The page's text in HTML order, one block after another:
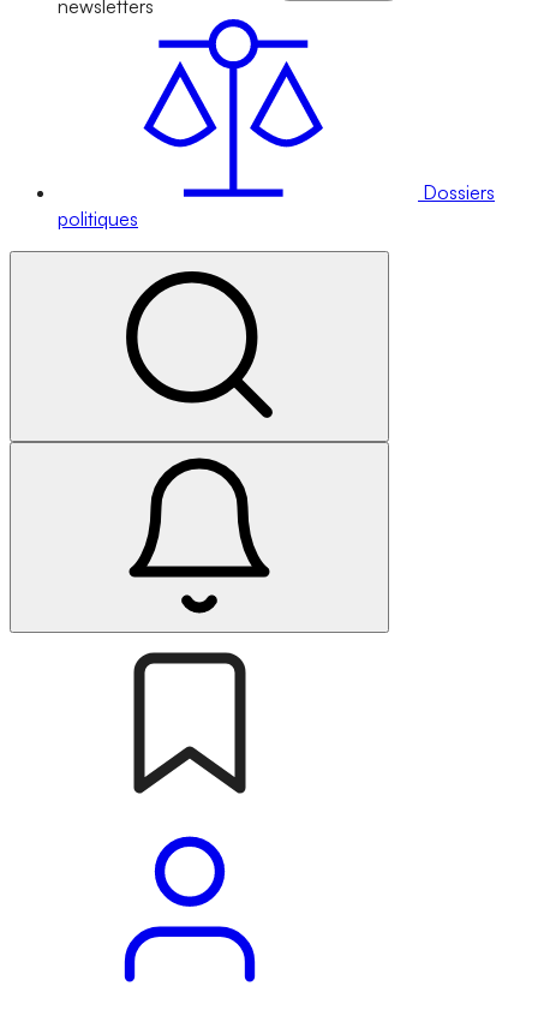
newsletters
Dossiers
politiques